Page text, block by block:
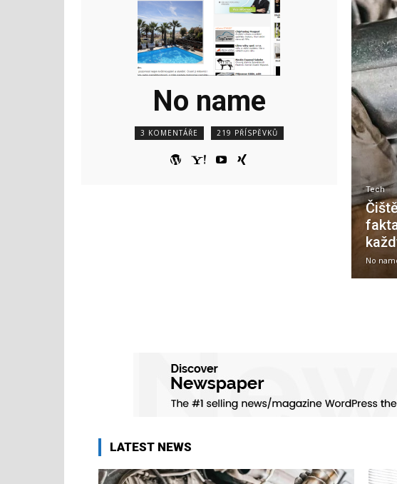
No name
3 KOMENTÁŘE 219 PŘÍSPĚVKŮ
Tech
No
LATEST NEWS